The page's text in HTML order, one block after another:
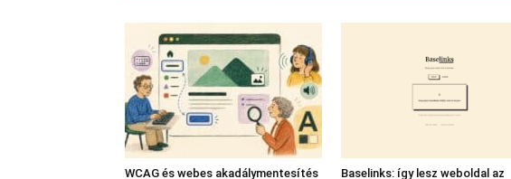
WCAG és webes akadálymentesítés Baselinks: így lesz weboldal az